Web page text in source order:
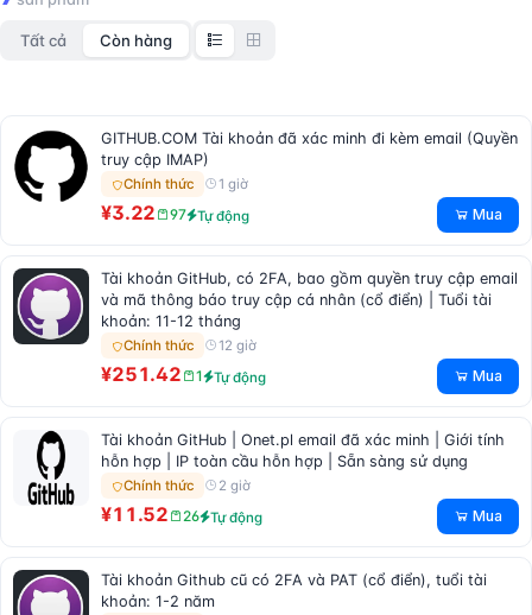
Tất cả Còn hàng
GITHUB.COM Tài khoản đã xác minh đi kèm email (Quyền
truy cập IMAP)
Chính thức 1 giờ
¥3.22 97 Tự động Mua
Tài khoản GitHub, có 2FA, bao gồm quyền truy cập email
và mã thông báo truy cập cá nhân (cổ điển) | Tuổi tài
khoản: 11-12 tháng
Chính thức 12 giờ
¥251.42 1 Tự động Mua
Tài khoản GitHub | Onet.pl email đã xác minh | Giới tính
hỗn hợp | IP toàn cầu hỗn hợp | Sẵn sàng sử dụng
Chính thức 2 giờ
¥11.52 26 Tự động Mua
Tài khoản Github cũ có 2FA và PAT (cổ điển), tuổi tài
khoản: 1-2 năm